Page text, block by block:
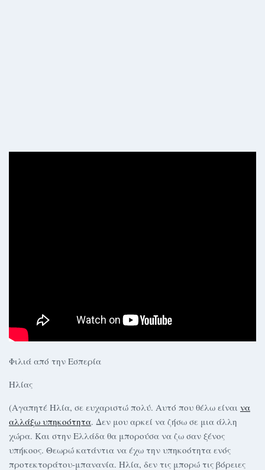
Φιλιά από την Εσπερία
Ηλίας
(Αγαπητέ Ηλία, σε ευχαριστώ πολύ. Αυτό που θέλω είναι να
αλλάξω υπηκοότητα. Δεν μου αρκεί να ζήσω σε μια άλλη
χώρα. Και στην Ελλάδα θα μπορούσα να ζω σαν ξένος
υπήκοος. Θεωρώ κατάντια να έχω την υπηκοότητα ενός
προτεκτοράτου-μπανανία. Ηλία, δεν τις μπορώ τις βόρειες